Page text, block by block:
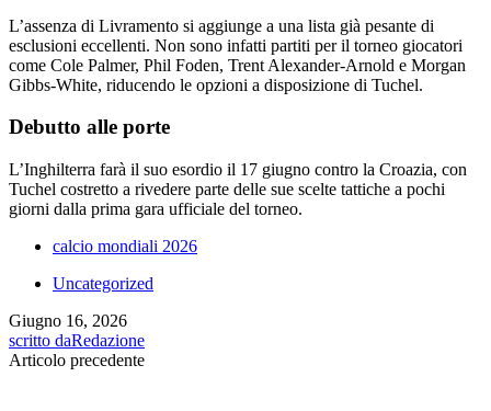
L’assenza di Livramento si aggiunge a una lista già pesante di
esclusioni eccellenti. Non sono infatti partiti per il torneo giocatori
come Cole Palmer, Phil Foden, Trent Alexander-Arnold e Morgan
Gibbs-White, riducendo le opzioni a disposizione di Tuchel.
Debutto alle porte
L’Inghilterra farà il suo esordio il 17 giugno contro la Croazia, con
Tuchel costretto a rivedere parte delle sue scelte tattiche a pochi
giorni dalla prima gara ufficiale del torneo.
calcio mondiali 2026
Uncategorized
Giugno 16, 2026
scritto daRedazione
Articolo precedente